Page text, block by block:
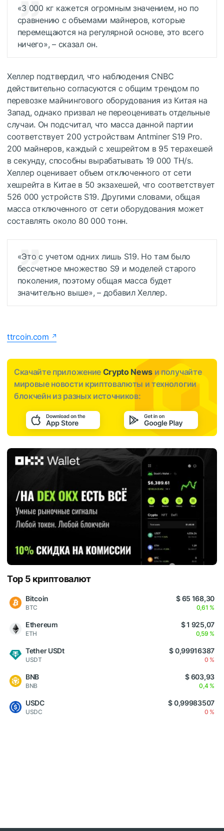
«3 000 кг кажется огромным значением, но по
сравнению с объемами майнеров, которые
перемещаются на регулярной основе, это всего
ничего», – сказал он.
Хеллер подтвердил, что наблюдения CNBC
действительно согласуются с общим трендом по
перевозке майнингового оборудования из Китая на
Запад, однако призвал не переоценивать отдельные
случаи. Он подсчитал, что масса данной партии
соответствует 200 устройствам Antminer S19 Pro.
200 майнеров, каждый с хешрейтом в 95 терахешей
в секунду, способны вырабатывать 19 000 TH/s.
Хеллер оценивает объем отключенного от сети
хешрейта в Китае в 50 экзахешей, что соответствует
526 000 устройств S19. Другими словами, общая
масса отключенного от сети оборудования может
составлять около 80 000 тонн.
«Это с учетом одних лишь S19. Но там было
бессчетное множество S9 и моделей старого
поколения, поэтому общая масса будет
значительно выше», – добавил Хеллер.
ttrcoin.com
Скачайте приложение Crypto News и получайте
мировые новости криптовалюты и технологии
блокчейн из разных источников:
Top 5 криптовалют
Bitcoin
BTC
$ 65 168,30
0,61 %
Ethereum
ETH
$ 1 925,07
0,59 %
Tether USDt
USDT
$ 0,99916387
0 %
BNB
BNB
$ 603,93
0,4 %
USDC
USDC
$ 0,99983507
0 %